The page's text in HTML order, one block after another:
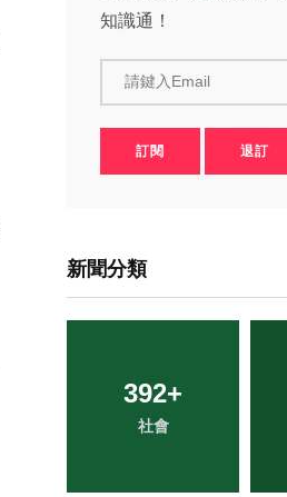
知識通！
請鍵入Email
訂閱 退訂
新聞分類
392+
社會
73+
農業